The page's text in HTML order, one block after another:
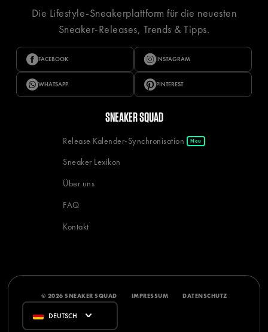
Die Lifestyle-Sneakerplattform für die neuesten
Sneaker-Releases, Trends & Tipps.
FACEBOOK INSTAGRAM
WHATSAPP PINTEREST
SNEAKER SQUAD
Release Kalender-Synchronisation Neu
Sneaker Lexikon
Über uns
FAQ
Kontakt
© 2026 SNEAKER SQUAD IMPRESSUM DATENSCHUTZ
DEUTSCH